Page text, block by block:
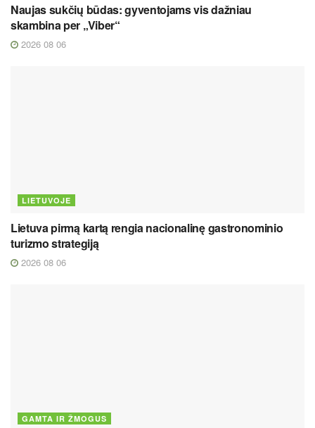
Naujas sukčių būdas: gyventojams vis dažniau
skambina per „Viber“
2026 08 06
LIETUVOJE
Lietuva pirmą kartą rengia nacionalinę gastronominio
turizmo strategiją
2026 08 06
GAMTA IR ŽMOGUS